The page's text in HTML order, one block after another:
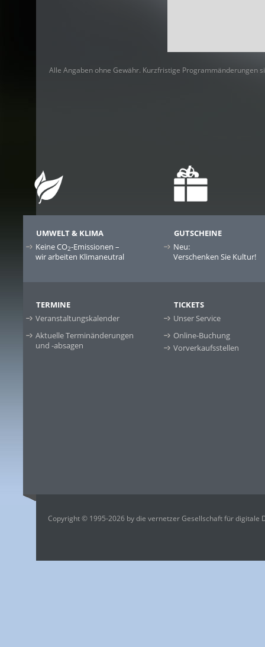
Alle Angaben ohne Gewähr. Kurzfristige Programmänderungen
UMWELT & KLIMA
Keine CO2-Emissionen –
wir arbeiten Klimaneutral
GUTSCHEINE
Neu:
Verschenken Sie Kultur!
TERMINE
Veranstaltungskalender
Aktuelle Terminänderungen
und -absagen
TICKETS
Unser Service
Online-Buchung
Vorverkaufsstellen
Copyright © 1995-2026 by die vernetzer Gesellschaft für digitale